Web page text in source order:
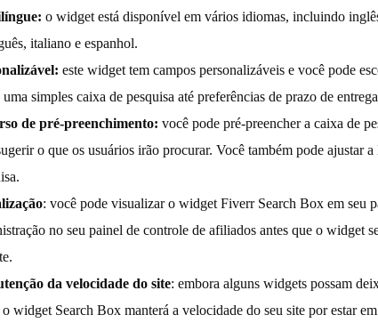
o widget está disponível em vários idiomas, incluindo
italiano e espanhol.
este widget tem campos personalizáveis e você pode
uma simples caixa de pesquisa até preferências de prazo de
de pré-preenchimento:você pode pré-preencher a caixa de
o que os usuários irão procurar. Você também pode ajustar
: você pode visualizar o widget Fiverr Search Box em seu
no seu painel de controle de afiliados antes que o widget
da velocidade do site: embora alguns widgets possam
widget Search Box manterá a velocidade do seu site por estar